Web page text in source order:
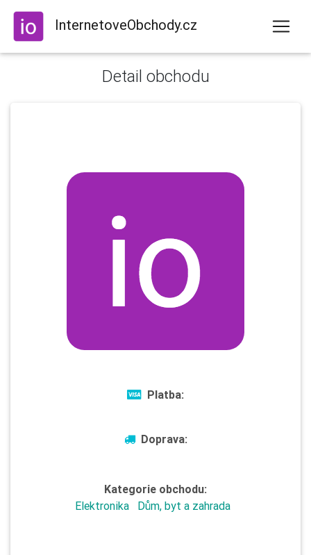
InternetoveObchody.cz
Detail obchodu
Platba:
Doprava:
Kategorie obchodu:
Elektronika
Dům, byt a zahrada